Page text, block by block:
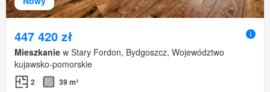
447 420 zł
Mieszkanie w Stary Fordon, Bydgoszcz, Województwo
kujawsko-pomorskie
2 39 m²